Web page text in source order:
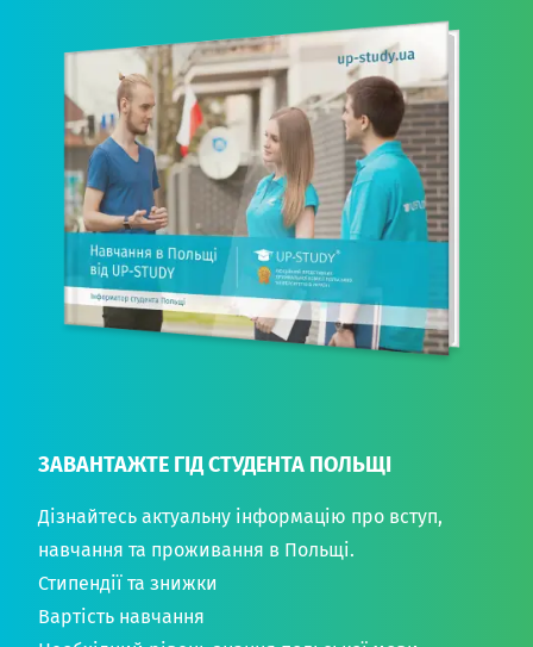
ЗАВАНТАЖТЕ ГІД СТУДЕНТА ПОЛЬЩІ
Дізнайтесь актуальну інформацію про вступ,
навчання та проживання в Польщі.
Стипендії та знижки
Вартість навчання